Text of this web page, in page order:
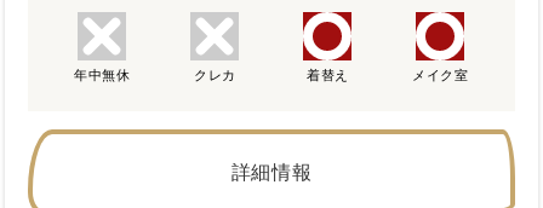
年中無休 クレカ 着替え メイク室
詳細情報